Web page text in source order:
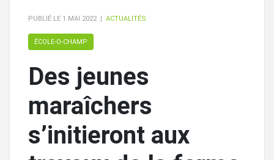
PUBLIÉ LE 1 MAI 2022| ACTUALITÉS
ÉCOLE-O-CHAMP
Des jeunes
maraîchers
s’initieront aux